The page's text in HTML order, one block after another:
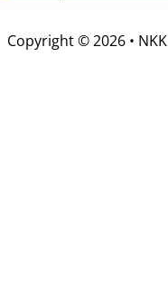
Copyright © 2026 • NKK